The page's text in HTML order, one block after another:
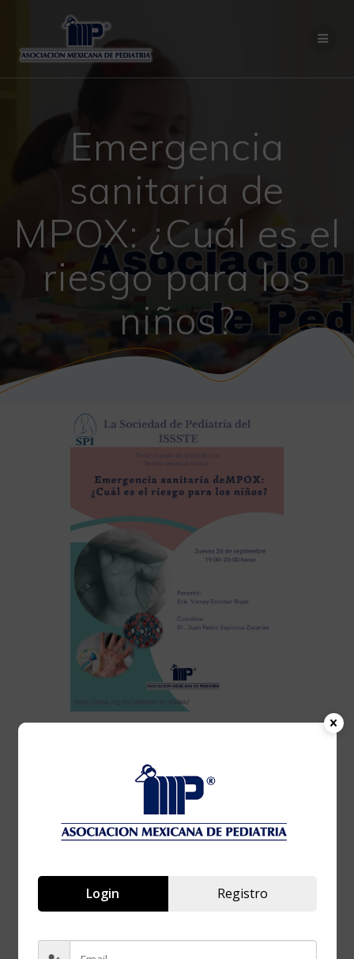
Emergencia
sanitaria de
MPOX: ¿Cuál es el
riesgo para los
niños?
26 Sep 2024
Login Registro